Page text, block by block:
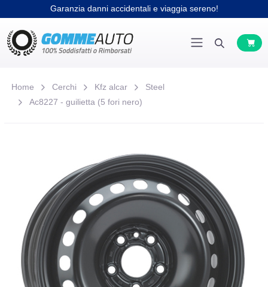
Garanzia danni accidentali e viaggia sereno!
Home Cerchi Kfz alcar
Steel
Ac8227 - guilietta (5 fori nero)